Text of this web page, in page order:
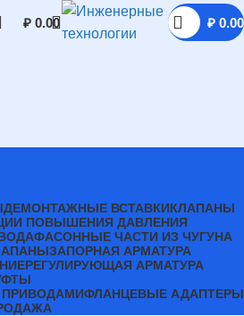
₽ 0.00 ₽ 0.00
ДЕМОНТАЖНЫЕ ВСТАВКИКЛАПАНЫ
ПОВЫШЕНИЯ ДАВЛЕНИЯ
ФАСОННЫЕ ЧАСТИ ИЗ ЧУГУНА
ЗАПОРНАЯ АРМАТУРА
РЕГУЛИРУЮЩАЯ АРМАТУРА
ПРИВОДАМИФЛАНЦЕВЫЕ АДАПТЕРЫ